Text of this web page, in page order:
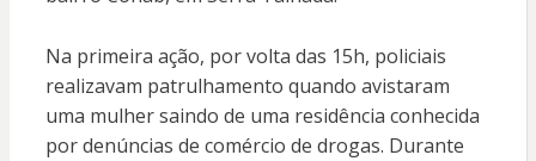
Na primeira ação, por volta das 15h, policiais
realizavam patrulhamento quando avistaram
uma mulher saindo de uma residência conhecida
por denúncias de comércio de drogas. Durante